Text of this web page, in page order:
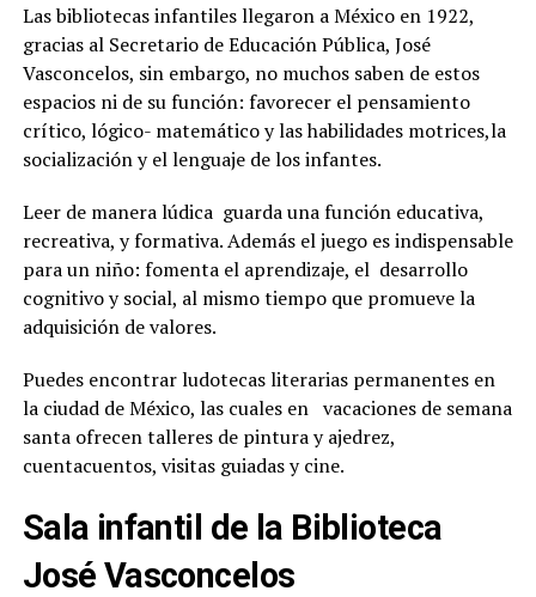
Las bibliotecas infantiles llegaron a México en 1922,
gracias al Secretario de Educación Pública, José
Vasconcelos, sin embargo, no muchos saben de estos
espacios ni de su función: favorecer el pensamiento
crítico, lógico- matemático y las habilidades motrices,la
socialización y el lenguaje de los infantes.
Leer de manera lúdica guarda una función educativa,
recreativa, y formativa. Además el juego es indispensable
para un niño: fomenta el aprendizaje, el desarrollo
cognitivo y social, al mismo tiempo que promueve la
adquisición de valores.
Puedes encontrar ludotecas literarias permanentes en
la ciudad de México, las cuales en vacaciones de semana
santa ofrecen talleres de pintura y ajedrez,
cuentacuentos, visitas guiadas y cine.
Sala infantil de la Biblioteca
José Vasconcelos